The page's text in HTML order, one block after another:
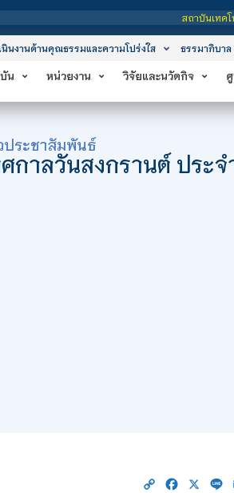
สถาบันเทคโนโลยีจิตรลดา เป็นสถาบันอุดมศึกษาในก
นินงานด้านคุณธรรมและความโปร่งใส ธรรมาภิบาล
น หน่วยงาน วิจัยและนวัตกิจ
ประชาสัมพันธ์
ศกาลวันสงกรานต์ ประ
Copy Facebook
X